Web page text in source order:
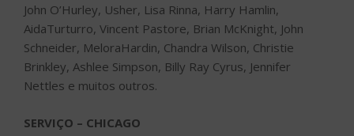
John O’Hurley, Usher, Lisa Rinna, Harry Hamlin,
AidaTurturro, Vincent Pastore, Brian McKnight, John
Schneider, MeloraHardin, Chandra Wilson, Christie
Brinkley, Ashlee Simpson, Billy Ray Cyrus, Jennifer
Nettles e muitos outros.
SERVIÇO – CHICAGO